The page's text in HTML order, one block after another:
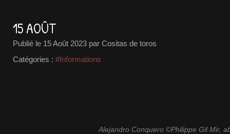
15 AOÛT
Publié le 15 Août 2023 par Cositas de toros
Catégories : #Informations
Alejandro Conquero ©Philippe Gil Mir,